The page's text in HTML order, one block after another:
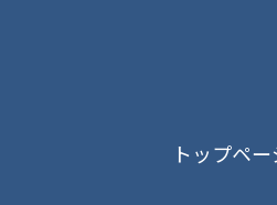
トップペー